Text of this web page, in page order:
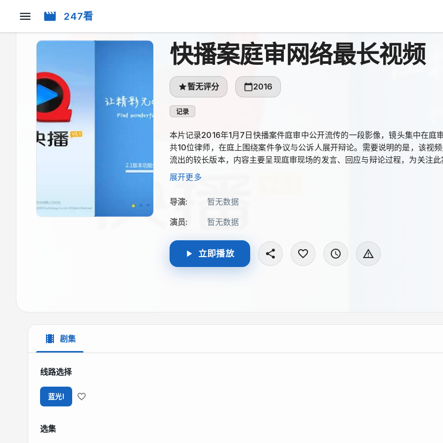
247看
快播案庭审网络最长视频
暂无评分 2016
记录
本片记录2016年1月7日快播案件庭审中公开流传的一段影像，镜头集中在庭
共10位律师，在庭上围绕案件争议与公诉人展开辩论。需要说明的是，该视
流出的较长版本，内容主要呈现庭审现场的发言、回应与辩论过程，为关注
料。
展开更多
导演: 暂无数据
演员: 暂无数据
立即播放
剧集
线路选择
蓝光I
选集